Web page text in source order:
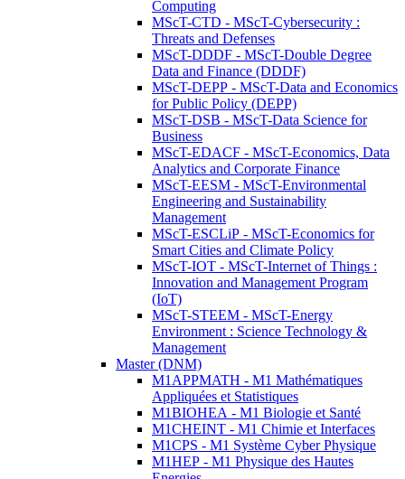
Computing
MScT-CTD - MScT-Cybersecurity :
Threats and Defenses
MScT-DDDF - MScT-Double Degree
Data and Finance (DDDF)
MScT-DEPP - MScT-Data and Economics
for Public Policy (DEPP)
MScT-DSB - MScT-Data Science for
Business
MScT-EDACF - MScT-Economics, Data
Analytics and Corporate Finance
MScT-EESM - MScT-Environmental
Engineering and Sustainability
Management
MScT-ESCLiP - MScT-Economics for
Smart Cities and Climate Policy
MScT-IOT - MScT-Internet of Things :
Innovation and Management Program
(IoT)
MScT-STEEM - MScT-Energy
Environment : Science Technology &
Management
Master (DNM)
M1APPMATH - M1 Mathématiques
Appliquées et Statistiques
M1BIOHEA - M1 Biologie et Santé
M1CHEINT - M1 Chimie et Interfaces
M1CPS - M1 Système Cyber Physique
M1HEP - M1 Physique des Hautes